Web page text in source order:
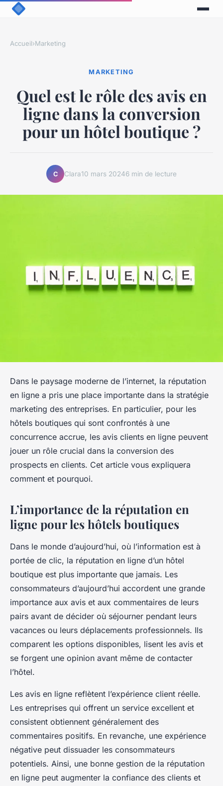
Accueil›Marketing
MARKETING
Quel est le rôle des avis en
ligne dans la conversion
pour un hôtel boutique ?
C Clara10 mars 20246 min de lecture
Dans le paysage moderne de l’internet, la réputation
en ligne a pris une place importante dans la stratégie
marketing des entreprises. En particulier, pour les
hôtels boutiques qui sont confrontés à une
concurrence accrue, les avis clients en ligne peuvent
jouer un rôle crucial dans la conversion des
prospects en clients. Cet article vous expliquera
comment et pourquoi.
L’importance de la réputation en
ligne pour les hôtels boutiques
Dans le monde d’aujourd’hui, où l’information est à
portée de clic, la réputation en ligne d’un hôtel
boutique est plus importante que jamais. Les
consommateurs d’aujourd’hui accordent une grande
importance aux avis et aux commentaires de leurs
pairs avant de décider où séjourner pendant leurs
vacances ou leurs déplacements professionnels. Ils
comparent les options disponibles, lisent les avis et
se forgent une opinion avant même de contacter
l’hôtel.
Les avis en ligne reflètent l’expérience client réelle.
Les entreprises qui offrent un service excellent et
consistent obtiennent généralement des
commentaires positifs. En revanche, une expérience
négative peut dissuader les consommateurs
potentiels. Ainsi, une bonne gestion de la réputation
en ligne peut augmenter la confiance des clients et